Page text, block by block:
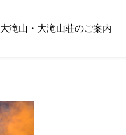
大滝山・大滝山荘のご案内